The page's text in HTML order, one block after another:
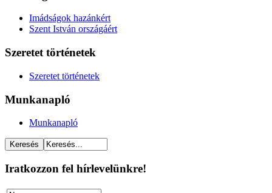
Imádságok hazánkért
Szent István országáért
Szeretet történetek
Szeretet történetek
Munkanapló
Munkanapló
Iratkozzon fel hírlevelünkre!